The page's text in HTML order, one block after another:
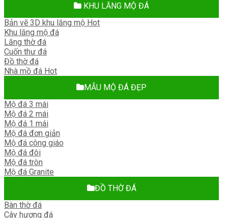
KHU LĂNG MỘ ĐÁ
Bản vẽ 3D khu lăng mộ
Khu lăng mộ đá
Lăng thờ đá
Cuốn thư đá
Đồ thờ đá
Nhà mồ đá
MẪU MỘ ĐÁ ĐẸP
Mộ đá 3 mái
Mộ đá 2 mái
Mộ đá 1 mái
Mộ đá đơn giản
Mộ đá công giáo
Mộ đá đôi
Mộ đá tròn
Mộ đá Granite
ĐỒ THỜ ĐÁ
Bàn thờ đá
Cây hương đá